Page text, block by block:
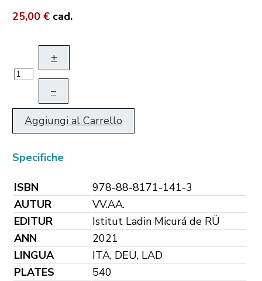
25,00 € cad.
+
–
Aggiungi al Carrello
Specifiche
ISBN
978-88-8171-141-3
AUTUR
VV.AA.
EDITUR
Istitut Ladin Micurá de RÜ
ANN
2021
LINGUA
ITA, DEU, LAD
PLATES
540